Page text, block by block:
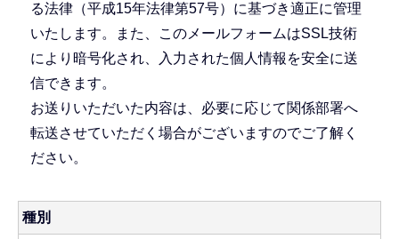
る法律（平成15年法律第57号）に基づき適正に管理
いたします。また、このメールフォームはSSL技術
により暗号化され、入力された個人情報を安全に送
信できます。
お送りいただいた内容は、必要に応じて関係部署へ
転送させていただく場合がございますのでご了解く
ださい。
種別